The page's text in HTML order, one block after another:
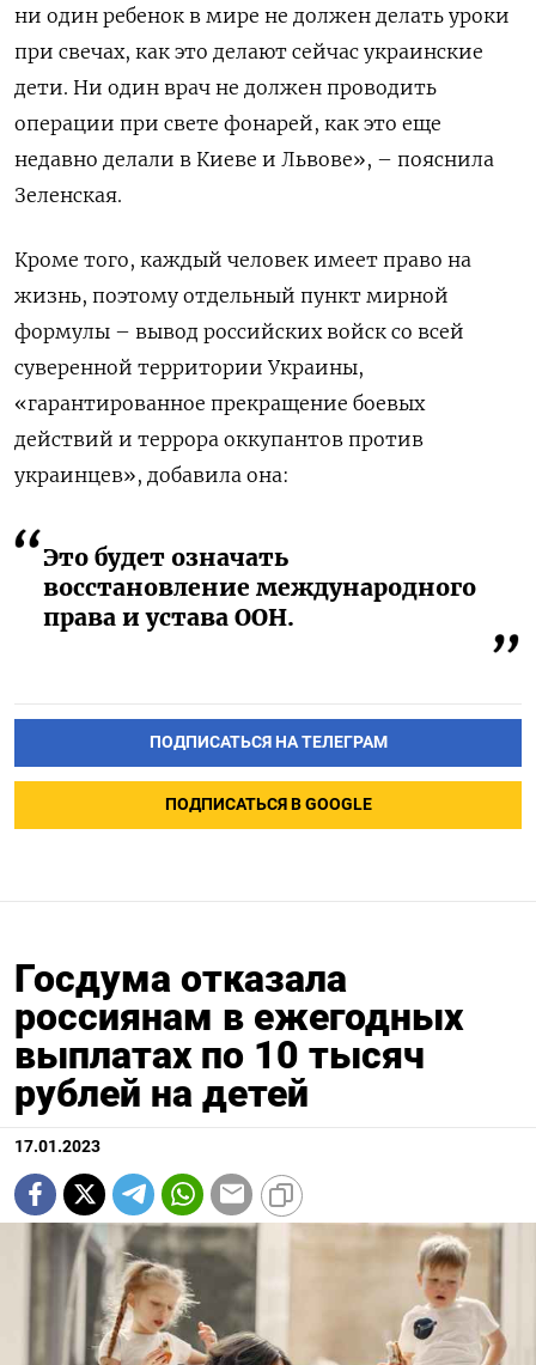
ни один ребенок в мире не должен делать уроки
при свечах, как это делают сейчас украинские
дети. Ни один врач не должен проводить
операции при свете фонарей, как это еще
недавно делали в Киеве и Львове», – пояснила
Зеленская.
Кроме того, каждый человек имеет право на
жизнь, поэтому отдельный пункт мирной
формулы – вывод российских войск со всей
суверенной территории Украины,
«гарантированное прекращение боевых
действий и террора оккупантов против
украинцев», добавила она:
Это будет означать
восстановление международного
права и устава ООН.
ПОДПИСАТЬСЯ НА ТЕЛЕГРАМ
ПОДПИСАТЬСЯ В GOOGLE
Госдума отказала
россиянам в ежегодных
выплатах по 10 тысяч
рублей на детей
17.01.2023